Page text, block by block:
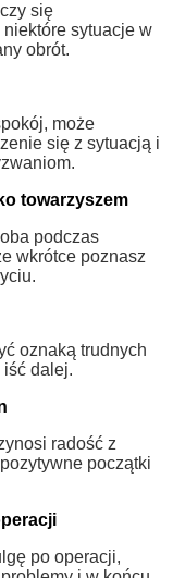
się
sytuacje w
obrót.
może
się z sytuacją i
towarzyszem
podczas
wkrótce poznasz
oznaką trudnych
iść dalej.
radość z
początki
po operacji,